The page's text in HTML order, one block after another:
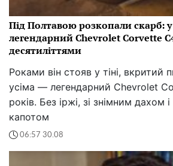
Під Полтавою розкопали скарб:
легендарний Chevrolet Corvette
десятиліттями
Роками він стояв у тіні, вкритий
усіма — легендарний Chevrolet
років. Без іржі, зі знімним дахом
капотом
06:57 30.08